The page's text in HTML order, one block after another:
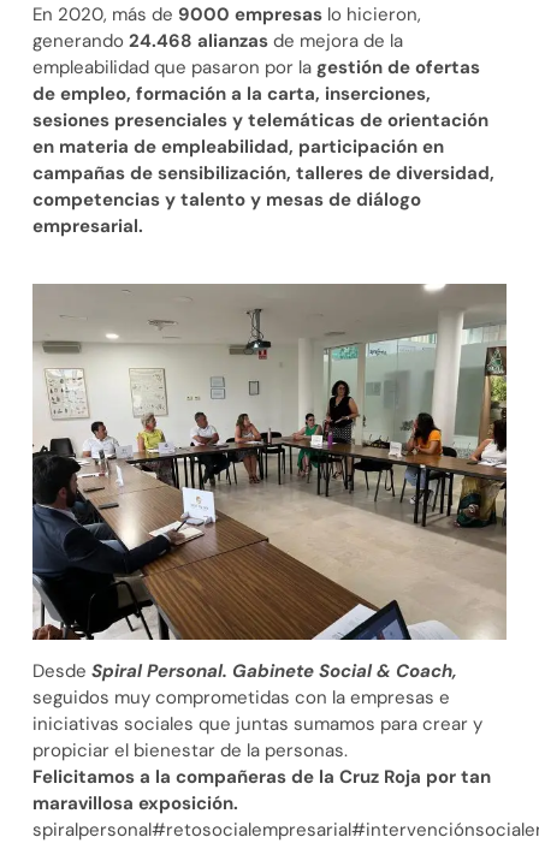
En 2020, más de 9000 empresaslo hicieron,
generando 24.468 alianzasde mejora de la
empleabilidad que pasaron por la gestión de ofertas
de empleo, formación a la carta, inserciones,
sesiones presenciales y telemáticas de orientación
en materia de empleabilidad, participación en
campañas de sensibilización, talleres de diversidad,
competencias y talento y mesas de diálogo
empresarial.
Desde Spiral Personal. Gabinete Social & Coach,
seguidos muy comprometidas con la empresas e
iniciativas sociales que juntas sumamos para crear y
propiciar el bienestar de la personas.
Felicitamos a la compañeras de la Cruz Roja por tan
maravillosa exposición.